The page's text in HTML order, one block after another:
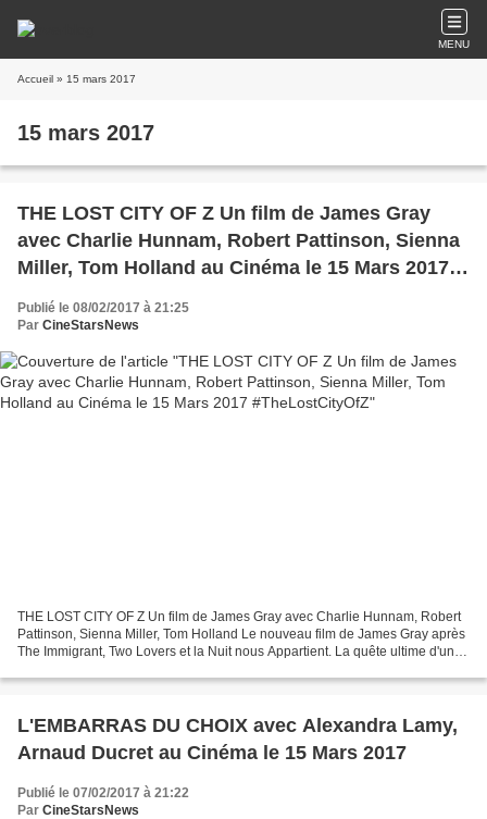
MENU
Accueil » 15 mars 2017
15 mars 2017
THE LOST CITY OF Z Un film de James Gray
avec Charlie Hunnam, Robert Pattinson, Sienna
Miller, Tom Holland au Cinéma le 15 Mars 2017
#TheLostCityOfZ
Publié le 08/02/2017 à 21:25
Par CineStarsNews
THE LOST CITY OF Z Un film de James Gray avec Charlie Hunnam, Robert
Pattinson, Sienna Miller, Tom Holland Le nouveau film de James Gray après
The Immigrant, Two Lovers et la Nuit nous Appartient. La quête ultime d'un
L'EMBARRAS DU CHOIX avec Alexandra Lamy,
Arnaud Ducret au Cinéma le 15 Mars 2017
Publié le 07/02/2017 à 21:22
Par CineStarsNews